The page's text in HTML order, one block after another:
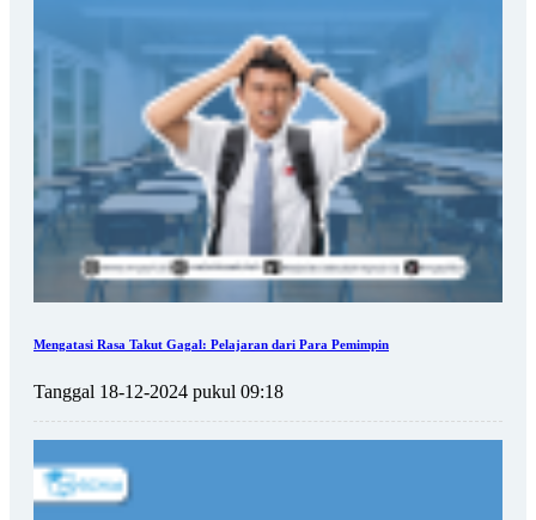
Mengatasi Rasa Takut Gagal: Pelajaran dari Para Pemimpin
Tanggal 18-12-2024 pukul 09:18